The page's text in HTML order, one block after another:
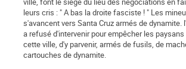
leurs cris : " A bas la droite fasciste ! " Les
s'avancent vers Santa Cruz armés de dynamite.
a refusé d'intervenir pour empêcher les
cette ville, d'y parvenir, armés de fusils, de
cartouches de dynamite.